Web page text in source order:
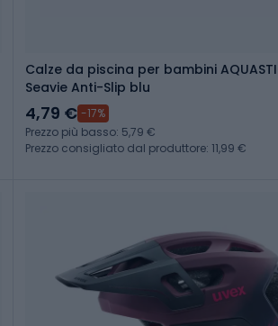
Calze da piscina per bambini
Seavie Anti-Slip blu
4,79 € -17%
Prezzo più basso: 5,79 €
Prezzo consigliato dal produttore: 11,99 €